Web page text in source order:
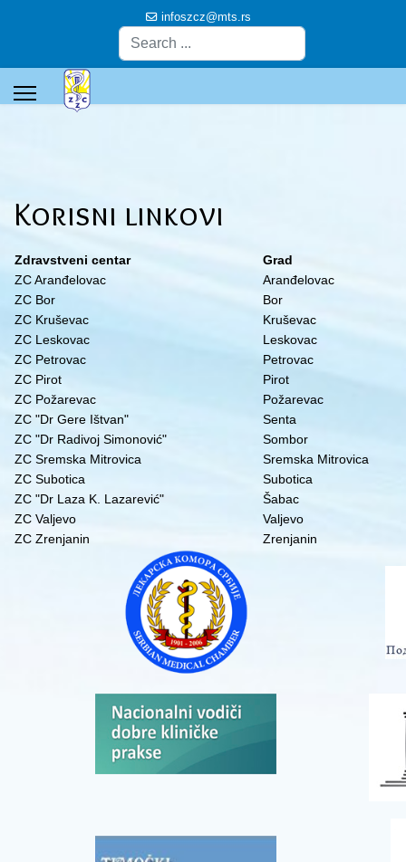
infoszcz@mts.rs
Korisni linkovi
Zdravstveni centar
Grad
ZC Aranđelovac
Aranđelovac
ZC Bor
Bor
ZC Kruševac
Kruševac
ZC Leskovac
Leskovac
ZC Petrovac
Petrovac
ZC Pirot
Pirot
ZC Požarevac
Požarevac
ZC "Dr Gere Ištvan"
Senta
ZC "Dr Radivoj Simonović"
Sombor
ZC Sremska Mitrovica
Sremska Mitrovica
ZC Subotica
Subotica
ZC "Dr Laza K. Lazarević"
Šabac
ZC Valjevo
Valjevo
ZC Zrenjanin
Zrenjanin